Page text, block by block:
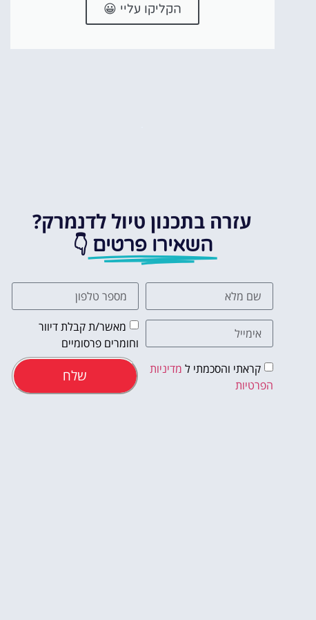
הקליקו עליי 😀
עזרה בתכנון טיול לדנמרק?
השאירו פרטים 👇
מאשר/ת קבלת דיוור
וחומרים פרסומיים
קראתי והסכמתי ל מדיניות
הפרטיות
שלח